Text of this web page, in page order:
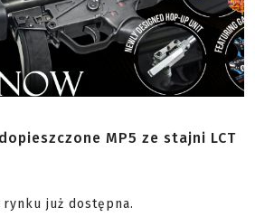
MP5 ze stajni LCT
już dostępna.